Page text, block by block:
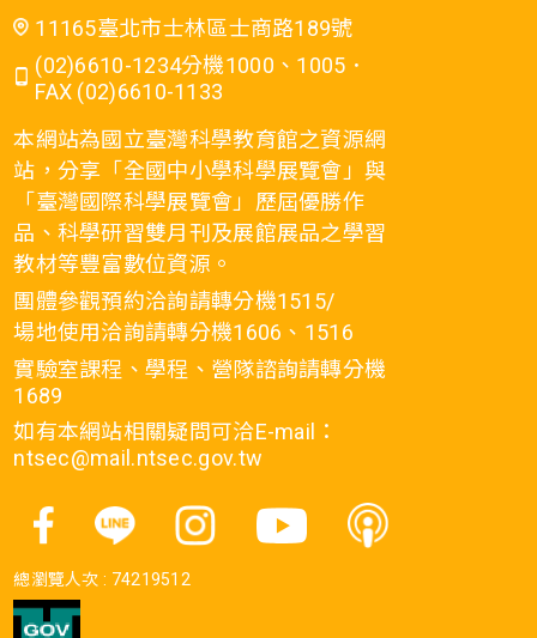
11165臺北市士林區士商路189號
(02)6610-1234分機1000、1005．
FAX (02)6610-1133
本網站為國立臺灣科學教育館之資源網
站，分享「全國中小學科學展覽會」與
「臺灣國際科學展覽會」歷屆優勝作
品、科學研習雙月刊及展館展品之學習
教材等豐富數位資源。
團體參觀預約洽詢請轉分機1515/
場地使用洽詢請轉分機1606、1516
實驗室課程、學程、營隊諮詢請轉分機
1689
如有本網站相關疑問可洽E-mail：
ntsec@mail.ntsec.gov.tw
總瀏覽人次 : 74219512